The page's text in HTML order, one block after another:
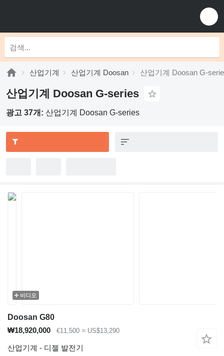
산업기계 산업기계 Doosan 산업기계 Doosan G-
산업기계 Doosan G-series
광고 37개: 산업기계 Doosan G-series
비디오
Doosan G80
₩18,920,000
€11,500 ≈ US$13,290
산업기계 - 디젤 발전기